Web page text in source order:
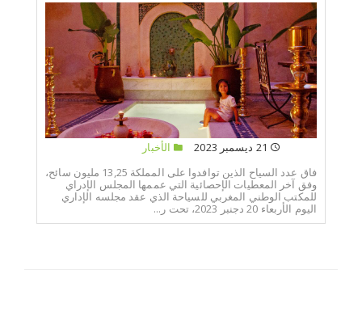
الأخبار
فاق عدد السياح الذين توافدوا على المملكة 13,25 مليون سائح،
وفق آخر المعطيات الإحصائية التي عممها المجلس الإدراي
للمكتب الوطني المغربي للسياحة الذي عقد مجلسه الإداري
اليوم الأربعاء 20 دجنبر 2023، تحت ر...